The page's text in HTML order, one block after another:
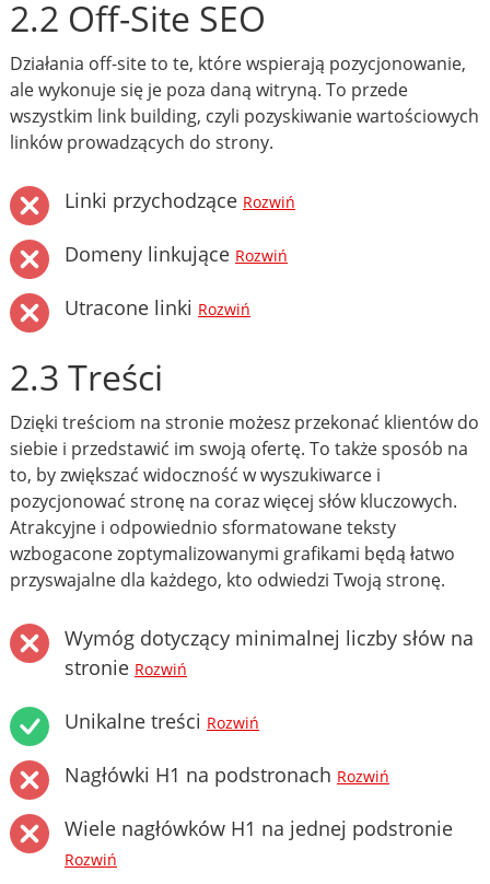
2.2 Off-Site SEO
Działania off-site to te, które wspierają pozycjonowanie,
ale wykonuje się je poza daną witryną. To przede
wszystkim link building, czyli pozyskiwanie wartościowych
linków prowadzących do strony.
Linki przychodzące Rozwiń
Domeny linkujące Rozwiń
Utracone linki Rozwiń
2.3 Treści
Dzięki treściom na stronie możesz przekonać klientów do
siebie i przedstawić im swoją ofertę. To także sposób na
to, by zwiększać widoczność w wyszukiwarce i
pozycjonować stronę na coraz więcej słów kluczowych.
Atrakcyjne i odpowiednio sformatowane teksty
wzbogacone zoptymalizowanymi grafikami będą łatwo
przyswajalne dla każdego, kto odwiedzi Twoją stronę.
Wymóg dotyczący minimalnej liczby słów na
stronie Rozwiń
Unikalne treści Rozwiń
Nagłówki H1 na podstronach Rozwiń
Wiele nagłówków H1 na jednej podstronie
Rozwiń